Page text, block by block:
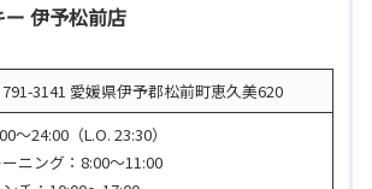
伊予松前店
791-3141 愛媛県伊予郡松前町恵久美620
～24:00（L.O. 23:30）
ニング：8:00～11:00